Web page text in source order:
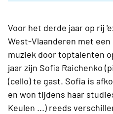
Voor het derde jaar op rij
West-Vlaanderen met
muziek door toptalenten
jaar zijn Sofia Raichenko
(cello) te gast. Sofia is
en won tijdens haar
Keulen ...) reeds